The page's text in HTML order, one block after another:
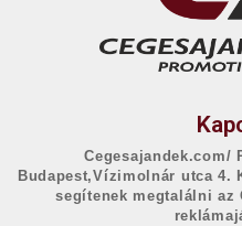
Cegesajandek.com/
Budapest,Vízimolnár utca 4.
segítenek megtalálni